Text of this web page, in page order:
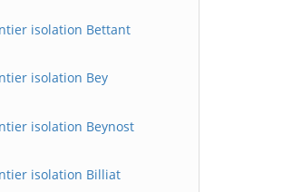
isolation Bettant
isolation Bey
isolation Beynost
isolation Billiat